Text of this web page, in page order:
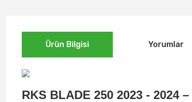
Ürün Bilgisi Yorumlar
RKS BLADE 250 2023 - 2024–